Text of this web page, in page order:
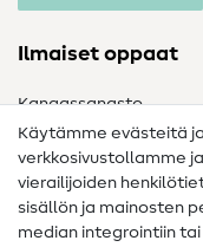
Ilmaiset oppaat
Kangassanasto
Ompelusanasto
Ompeluohjeet
Apua ja
Käytämme evästeitä
verkkosivustollamme
vierailijoiden
sisällön ja mainosten
median integrointiin